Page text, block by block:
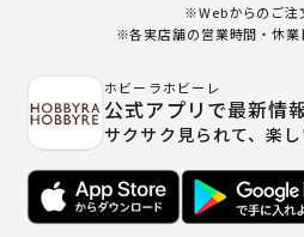
※Webからのご注
※各実店舗の営業時間・休業
ホビーラホビーレ
公式アプリで最新情
サクサク見られて、楽